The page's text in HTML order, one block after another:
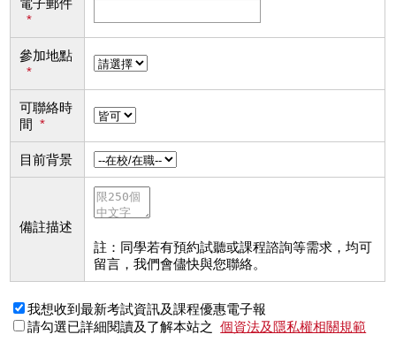
*
參加地點
*
可聯絡時
間 *
目前背景
備註描述
註：同學若有預約試聽或課程諮詢等需求，均可
留言，我們會儘快與您聯絡。
我想收到最新考試資訊及課程優惠電子報
請勾選已詳細閱讀及了解本站之
個資法及隱私權相關規範